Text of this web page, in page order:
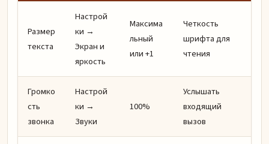
Размер
текста
Настрой
ки →
Экран и
яркость
Максима
льный
или +1
Четкость
шрифта для
чтения
Громко
сть
звонка
Настрой
ки →
Звуки
100%
Услышать
входящий
вызов